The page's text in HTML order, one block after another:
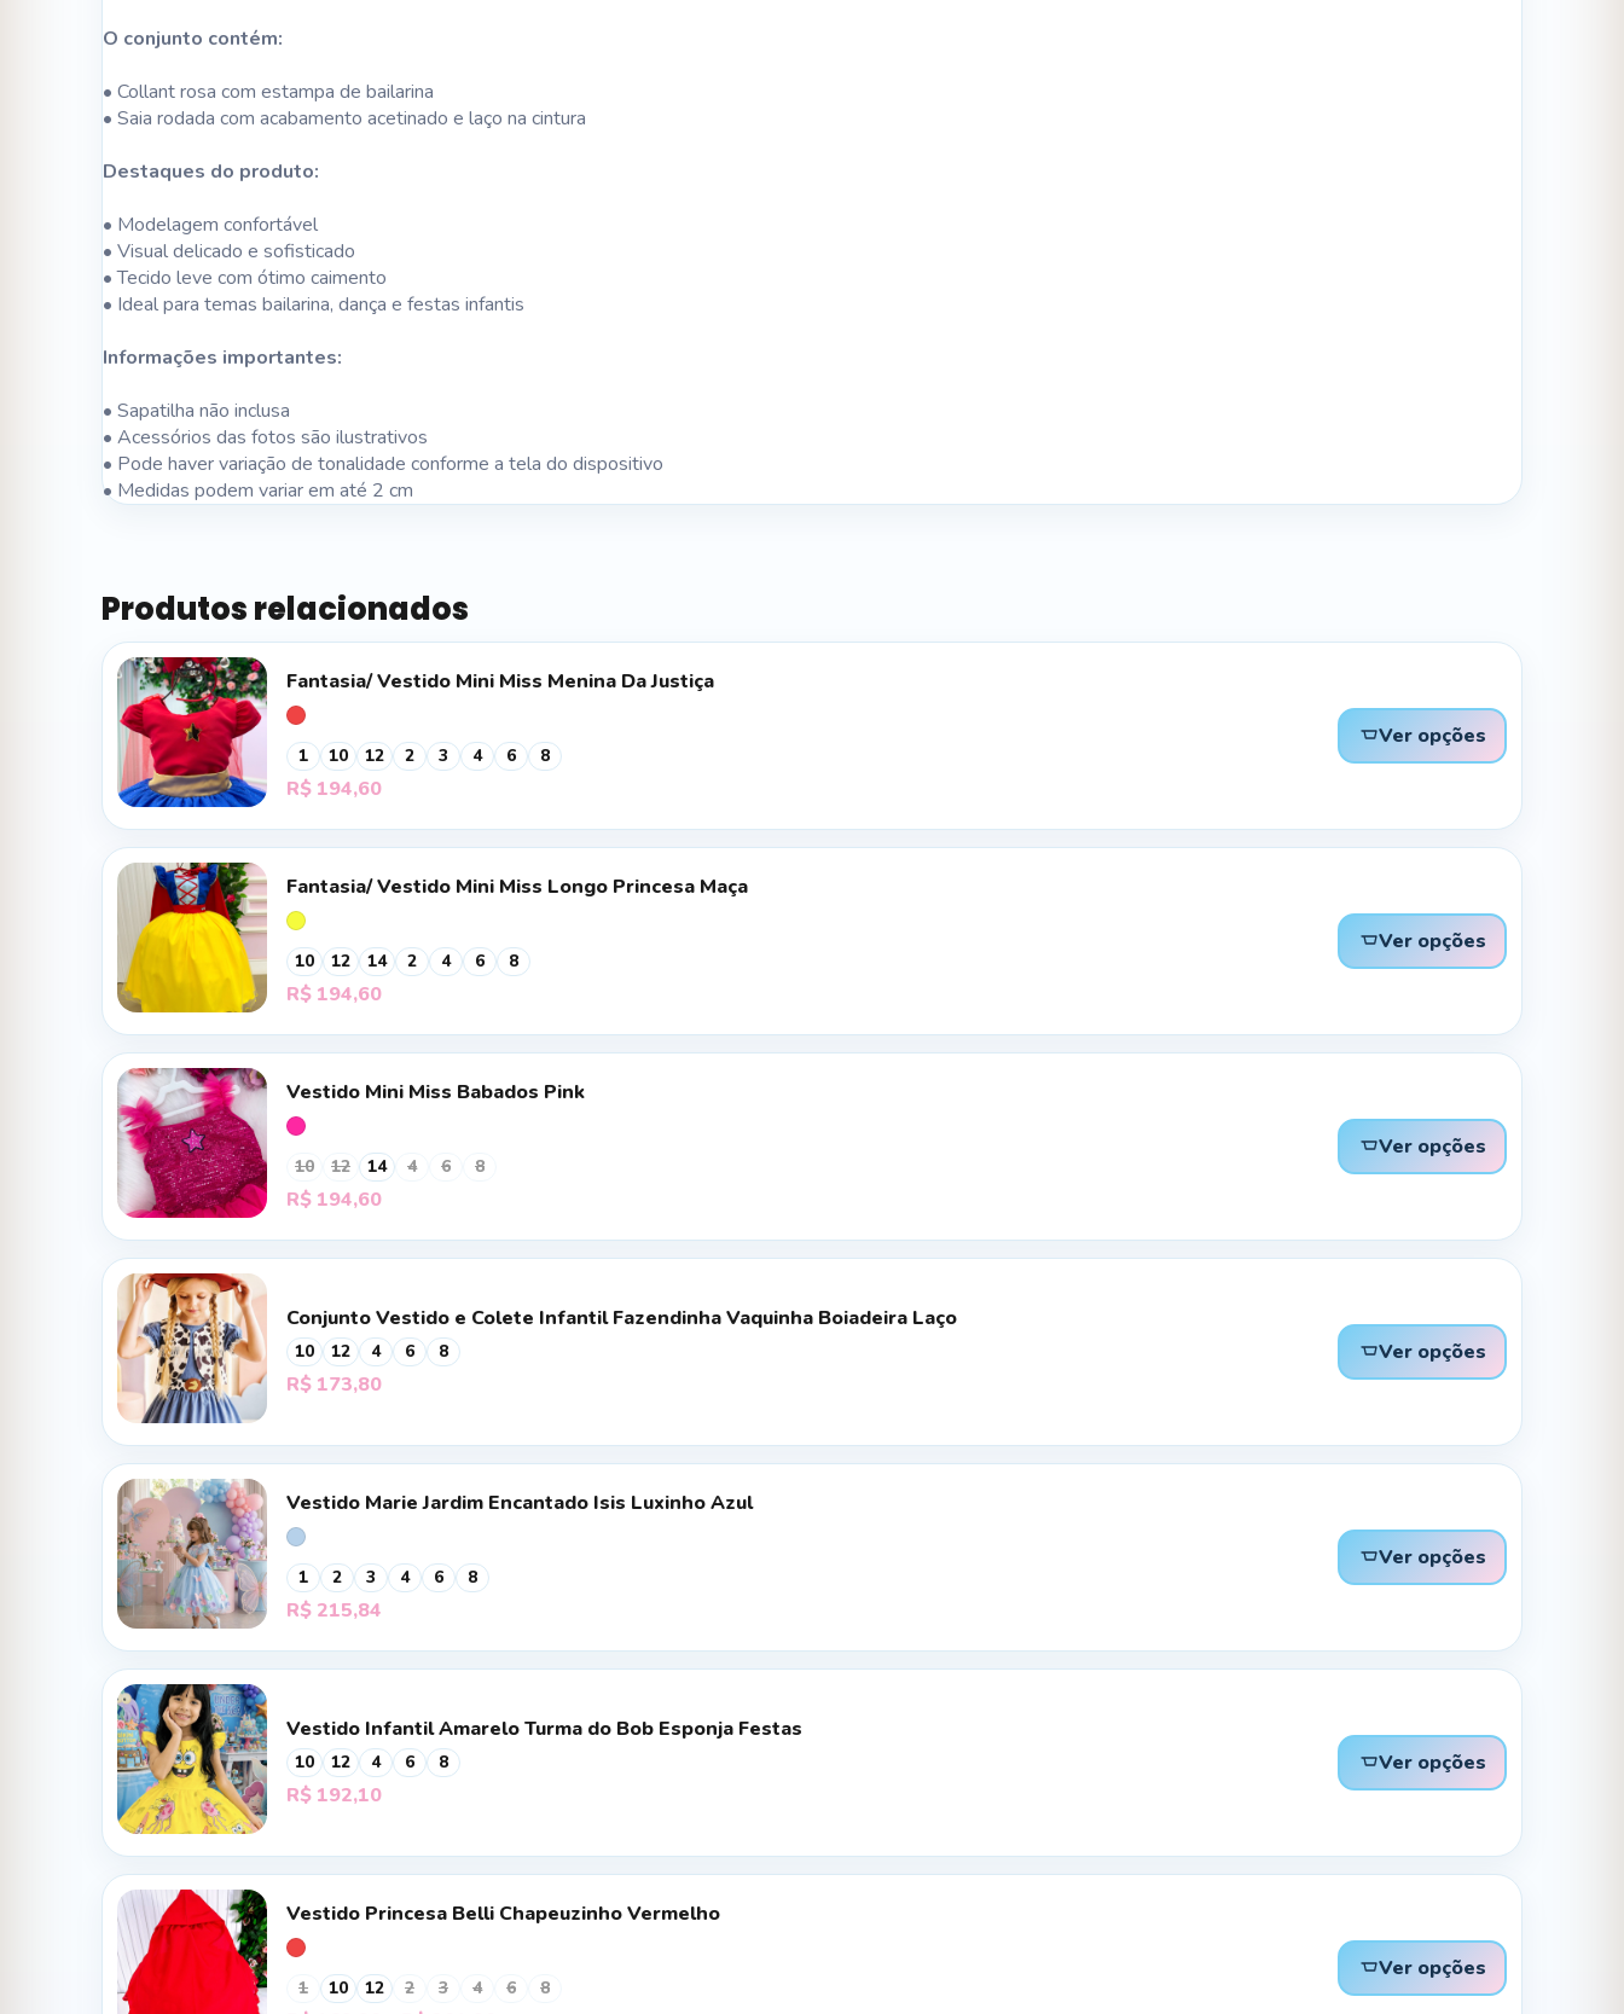
O conjunto contém:
• Collant rosa com estampa de bailarina
• Saia rodada com acabamento acetinado e laço na cintura
Destaques do produto:
• Modelagem confortável
• Visual delicado e sofisticado
• Tecido leve com ótimo caimento
• Ideal para temas bailarina, dança e festas infantis
Informações importantes:
• Sapatilha não inclusa
• Acessórios das fotos são ilustrativos
• Pode haver variação de tonalidade conforme a tela do dispositivo
• Medidas podem variar em até 2 cm
Produtos relacionados
Fantasia/ Vestido Mini Miss Menina Da Justiça
1 10 12 2 3 4 6 8
R$ 194,60
Ver opções
Fantasia/ Vestido Mini Miss Longo Princesa Maça
10 12 14 2 4 6 8
R$ 194,60
Ver opções
Vestido Mini Miss Babados Pink
10 12 14 4 6 8
R$ 194,60
Ver opções
Conjunto Vestido e Colete Infantil Fazendinha Vaquinha Boiadeira Laço
10 12 4 6 8
R$ 173,80
Ver opções
Vestido Marie Jardim Encantado Isis Luxinho Azul
1 2 3 4 6 8
R$ 215,84
Ver opções
Vestido Infantil Amarelo Turma do Bob Esponja Festas
10 12 4 6 8
R$ 192,10
Ver opções
Vestido Princesa Belli Chapeuzinho Vermelho
1 10 12 2 3 4 6 8
Ver opções